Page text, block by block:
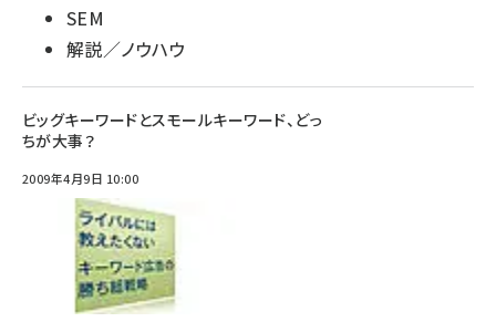
SEM
解説／ノウハウ
ビッグキーワードとスモールキーワード、どっ
ちが大事？
2009年4月9日 10:00